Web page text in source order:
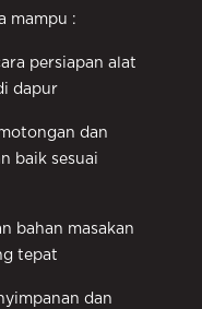
mampu :
persiapan alat
dapur
dan
baik sesuai
bahan masakan
tepat
dan